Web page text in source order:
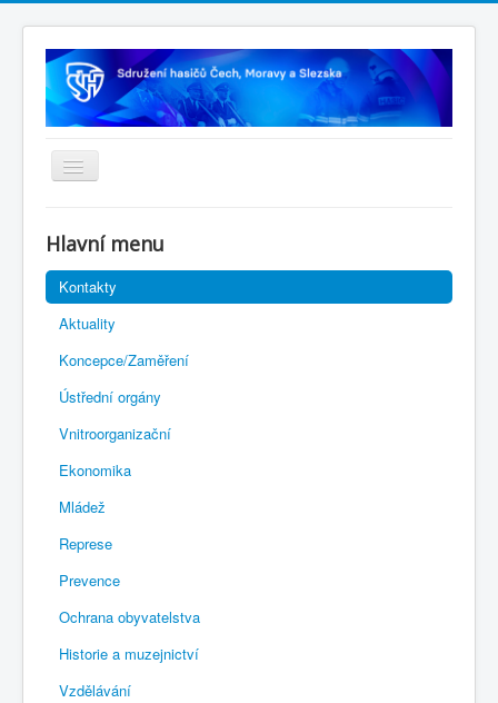
Rejstřík sportu
Novelizace Stanov SH ČMS
Plán činnosti 2026
Kalendář akcí
Výhody pro členy
Portál REDENOX
Hlavní menu
Kontakty
Aktuality
Koncepce/Zaměření
Ústřední orgány
Vnitroorganizační
Ekonomika
Mládež
Represe
Prevence
Ochrana obyvatelstva
Historie a muzejnictví
Vzdělávání